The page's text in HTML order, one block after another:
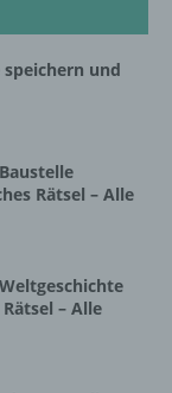
speichern und
Rätsel – Alle
– Alle
Hilfe
im
die
das
der
die
das